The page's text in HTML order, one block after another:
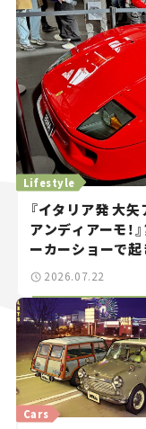
Lifestyle
『イタリア発 大
アンディアーモ！
ーカーショーで起
2026.07.22
Cars